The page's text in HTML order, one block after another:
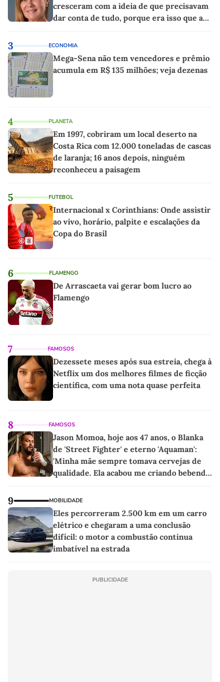
cresceram com a ideia de que precisavam
dar conta de tudo, porque era isso que a
3 ECONOMIA
Mega-Sena não tem vencedores e prêmio
acumula em R$ 135 milhões; veja dezenas
4 PLANETA
Em 1997, cobriram um local deserto na
Costa Rica com 12.000 toneladas de cascas
de laranja; 16 anos depois, ninguém
reconheceu a paisagem
5 FUTEBOL
Internacional x Corinthians: Onde assistir
ao vivo, horário, palpite e escalações da
Copa do Brasil
6 FLAMENGO
De Arrascaeta vai gerar bom lucro ao
Flamengo
7 FAMOSOS
Dezessete meses após sua estreia, chega à
Netflix um dos melhores filmes de ficção
científica, com uma nota quase perfeita
8 FAMOSOS
Jason Momoa, hoje aos 47 anos, o Blanka
de 'Street Fighter' e eterno 'Aquaman':
'Minha mãe sempre tomava cervejas de
qualidade. Ela acabou me criando bebendo
9 MOBILIDADE
Eles percorreram 2.500 km em um carro
elétrico e chegaram a uma conclusão
difícil: o motor a combustão continua
imbatível na estrada
PUBLICIDADE